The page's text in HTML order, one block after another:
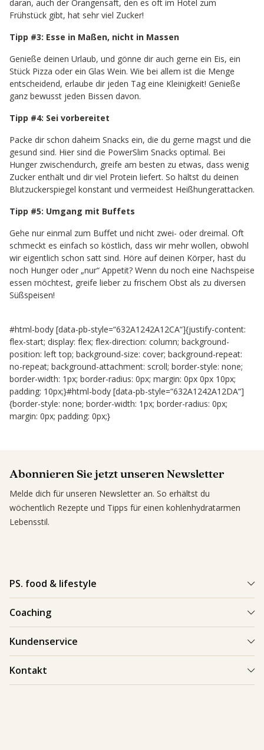
daran, auch der Orangensaft, den es oft im Hotel zum
Frühstück gibt, hat sehr viel Zucker!
Tipp #3: Esse in Maßen, nicht in Massen
Genieße deinen Urlaub, und gönne dir auch gerne ein Eis, ein
Stück Pizza oder ein Glas Wein. Wie bei allem ist die Menge
entscheidend, erlaube dir jeden Tag eine Kleinigkeit! Genieße
ganz bewusst jeden Bissen davon.
Tipp #4: Sei vorbereitet
Packe dir schon daheim Snacks ein, die du gerne magst und die
gesund sind. Hier sind die PowerSlim Snacks optimal. Bei
Hunger zwischendurch, greife am besten zu etwas, dass wenig
Zucker enthält und dir viel Protein liefert. So hältst du deinen
Blutzuckerspiegel konstant und vermeidest Heißhungerattacken.
Tipp #5: Umgang mit Buffets
Gehe nur einmal zum Buffet und nicht zwei- oder dreimal. Oft
schmeckt es einfach so köstlich, dass wir mehr wollen, obwohl
wir eigentlich schon satt sind. Höre auf deinen Körper, hast du
noch Hunger oder „nur“ Appetit? Wenn du noch eine Nachspeise
essen möchtest, greife lieber zu frischem Obst als zu diversen
Süßspeisen!
#html-body [data-pb-style=“632A1242A12CA“]{justify-content:
flex-start; display: flex; flex-direction: column; background-
position: left top; background-size: cover; background-repeat:
no-repeat; background-attachment: scroll; border-style: none;
border-width: 1px; border-radius: 0px; margin: 0px 0px 10px;
padding: 10px;}#html-body [data-pb-style=“632A1242A12DA“]
{border-style: none; border-width: 1px; border-radius: 0px;
margin: 0px; padding: 0px;}
Abonnieren Sie jetzt unseren Newsletter
Melde dich für unseren Newsletter an. So erhältst du
wöchentlich Rezepte und Tipps für einen kohlenhydratarmen
Lebensstil.
PS. food & lifestyle
Kundenerfolge
Coaching
Blogs & Tipps
Kundenservice
Kontakt